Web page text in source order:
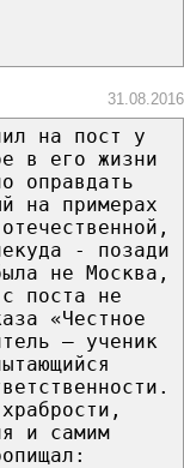
31.08.2016
на пост у
в его жизни
оправдать
на примерах
- позади
не Москва,
поста не
«Честное
– ученик
и самим